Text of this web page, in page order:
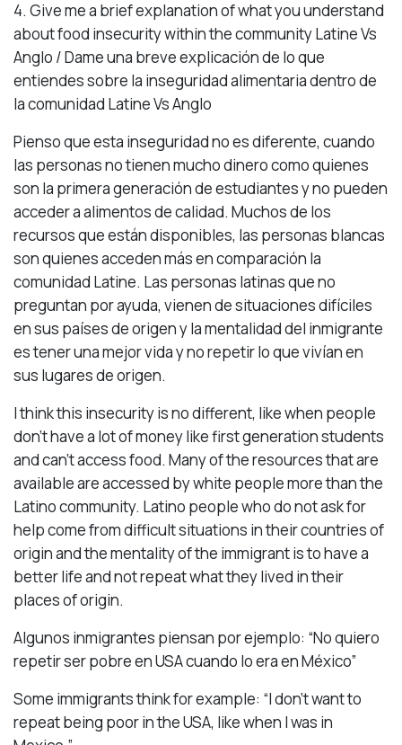
4. Give me a brief explanation of what you understand
about food insecurity within the community Latine Vs
Anglo / Dame una breve explicación de lo que
entiendes sobre la inseguridad alimentaria dentro de
la comunidad Latine Vs Anglo
Pienso que esta inseguridad no es diferente, cuando
las personas no tienen mucho dinero como quienes
son la primera generación de estudiantes y no pueden
acceder a alimentos de calidad. Muchos de los
recursos que están disponibles, las personas blancas
son quienes acceden más en comparación la
comunidad Latine. Las personas latinas que no
preguntan por ayuda, vienen de situaciones difíciles
en sus países de origen y la mentalidad del inmigrante
es tener una mejor vida y no repetir lo que vivían en
sus lugares de origen.
I think this insecurity is no different, like when people
don’t have a lot of money like first generation students
and can’t access food. Many of the resources that are
available are accessed by white people more than the
Latino community. Latino people who do not ask for
help come from difficult situations in their countries of
origin and the mentality of the immigrant is to have a
better life and not repeat what they lived in their
places of origin.
Algunos inmigrantes piensan por ejemplo: “No quiero
repetir ser pobre en USA cuando lo era en México”
Some immigrants think for example: “I don’t want to
repeat being poor in the USA, like when I was in